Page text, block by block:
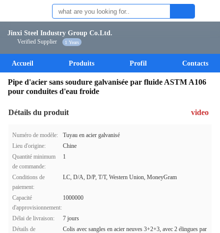
Jinxi Steel Industry Group Co.Ltd.
Verified Supplier 1 Years
Accueil Produits Profil Contacts
Pipe d'acier sans soudure galvanisée par fluide ASTM A106
pour conduites d'eau froide
Détails du produit video
Numéro de modèle:
Tuyau en acier galvanisé
Lieu d'origine:
Chine
Quantité minimum
de commande:
1
Conditions de
paiement:
LC, D/A, D/P, T/T, Western Union, MoneyGram
Capacité
d'approvisionnement:
1000000
Délai de livraison:
7 jours
Détails de
Colis avec sangles en acier neuves 3+2+3, avec 2 élingues par